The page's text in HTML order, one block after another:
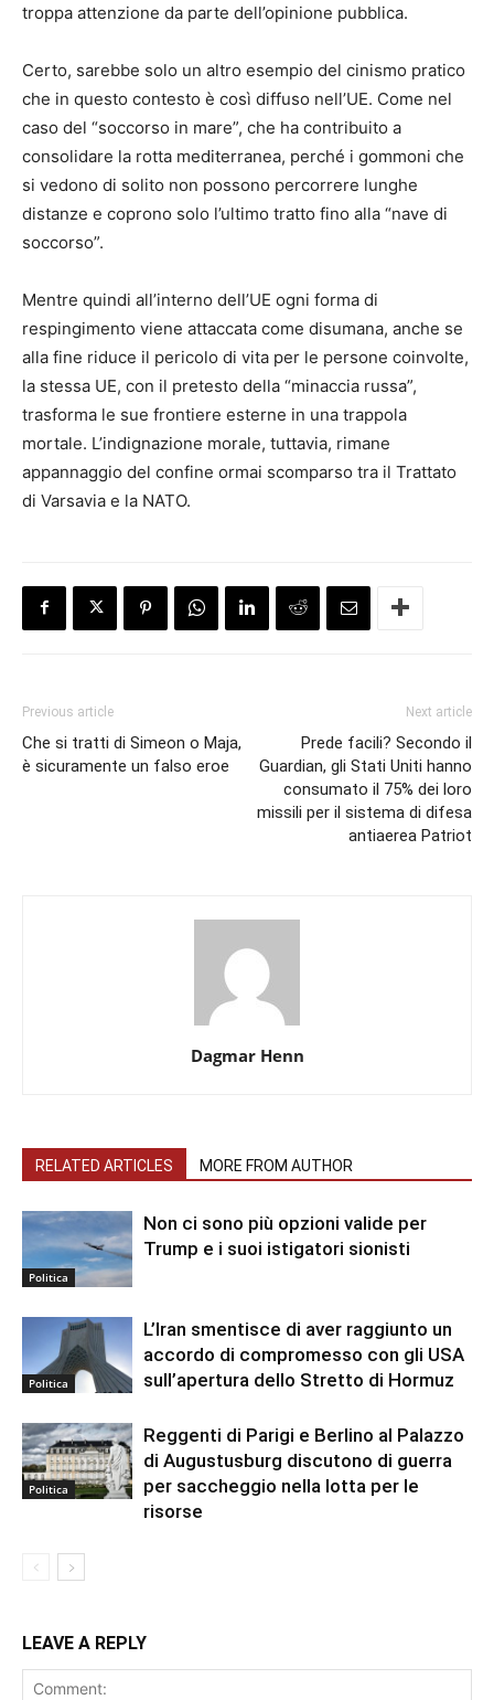
troppa attenzione da parte dell’opinione pubblica.
Certo, sarebbe solo un altro esempio del cinismo pratico
che in questo contesto è così diffuso nell’UE. Come nel
caso del “soccorso in mare”, che ha contribuito a
consolidare la rotta mediterranea, perché i gommoni che
si vedono di solito non possono percorrere lunghe
distanze e coprono solo l’ultimo tratto fino alla “nave di
soccorso”.
Mentre quindi all’interno dell’UE ogni forma di
respingimento viene attaccata come disumana, anche se
alla fine riduce il pericolo di vita per le persone coinvolte,
la stessa UE, con il pretesto della “minaccia russa”,
trasforma le sue frontiere esterne in una trappola
mortale. L’indignazione morale, tuttavia, rimane
appannaggio del confine ormai scomparso tra il Trattato
di Varsavia e la NATO.
Previous article
Che si tratti di Simeon o Maja,
è sicuramente un falso eroe
Next article
Prede facili? Secondo il
Guardian, gli Stati Uniti hanno
consumato il 75% dei loro
missili per il sistema di difesa
antiaerea Patriot
Dagmar Henn
RELATED ARTICLES MORE FROM AUTHOR
Politica
Non ci sono più opzioni valide per
Trump e i suoi istigatori sionisti
Politica
L’Iran smentisce di aver raggiunto un
accordo di compromesso con gli USA
sull’apertura dello Stretto di Hormuz
Politica
Reggenti di Parigi e Berlino al Palazzo
di Augustusburg discutono di guerra
per saccheggio nella lotta per le
risorse
LEAVE A REPLY